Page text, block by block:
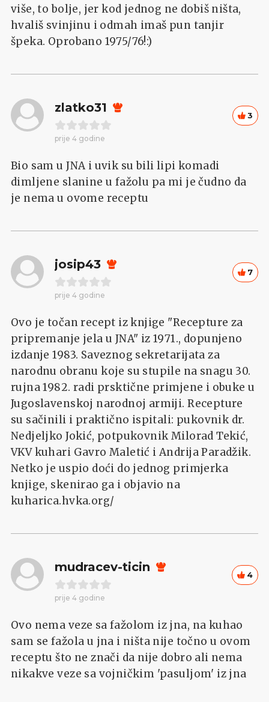
više, to bolje, jer kod jednog ne dobiš ništa,
hvališ svinjinu i odmah imaš pun tanjir
špeka. Oprobano 1975/76!:)
zlatko31
prije 4 godine
3
Bio sam u JNA i uvik su bili lipi komadi
dimljene slanine u fažolu pa mi je čudno da
je nema u ovome receptu
josip43
prije 4 godine
7
Ovo je točan recept iz knjige "Recepture za
pripremanje jela u JNA" iz 1971., dopunjeno
izdanje 1983. Saveznog sekretarijata za
narodnu obranu koje su stupile na snagu 30.
rujna 1982. radi prsktične primjene i obuke u
Jugoslavenskoj narodnoj armiji. Recepture
su sačinili i praktično ispitali: pukovnik dr.
Nedjeljko Jokić, potpukovnik Milorad Tekić,
VKV kuhari Gavro Maletić i Andrija Paradžik.
Netko je uspio doći do jednog primjerka
knjige, skenirao ga i objavio na
kuharica.hvka.org/
mudracev-ticin
prije 4 godine
4
Ovo nema veze sa fažolom iz jna, na kuhao
sam se fažola u jna i ništa nije točno u ovom
receptu što ne znači da nije dobro ali nema
nikakve veze sa vojničkim 'pasuljom' iz jna